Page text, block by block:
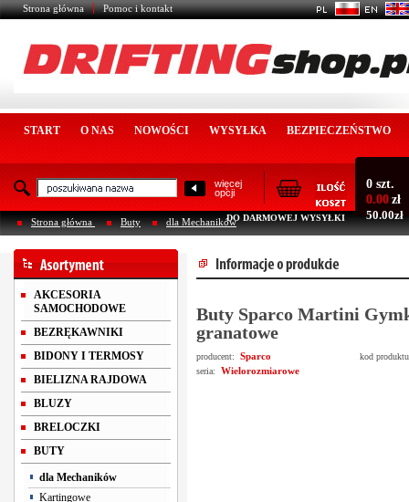
Strona główna Pomoc i kontakt
START O NAS NOWOŚCI WYSYŁKA BEZPIECZEŃSTWO
więcej
opcji
0 szt.
0.00 zł
DO DARMOWEJ WYSYŁKI 50.00zł
Strona główna Buty dla Mechaników
AKCESORIA
SAMOCHODOWE
BEZRĘKAWNIKI
BIDONY I TERMOSY
BIELIZNA RAJDOWA
BLUZY
BRELOCZKI
BUTY
dla Mechaników
Kartingowe
Buty Sparco Martini
granatowe
producent: Sparco
kod
seria:
Wielorozmiarowe